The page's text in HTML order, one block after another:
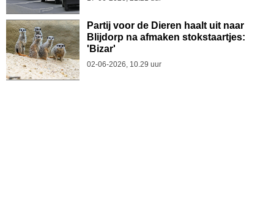
Partij voor de Dieren haalt uit naar
Blijdorp na afmaken stokstaartjes:
'Bizar'
02-06-2026, 10.29 uur